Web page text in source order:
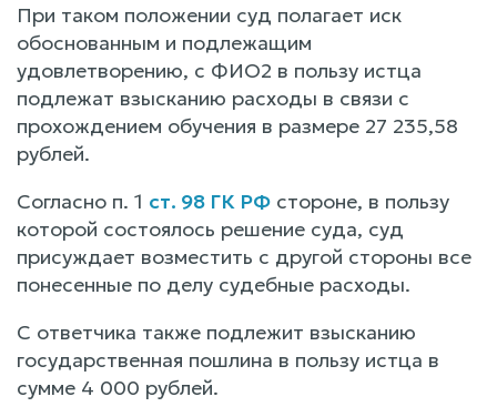
При таком положении суд полагает иск
обоснованным и подлежащим
удовлетворению, с ФИО2 в пользу истца
подлежат взысканию расходы в связи с
прохождением обучения в размере 27 235,58
рублей.
Согласно п. 1 ст. 98 ГК РФ стороне, в пользу
которой состоялось решение суда, суд
присуждает возместить с другой стороны все
понесенные по делу судебные расходы.
С ответчика также подлежит взысканию
государственная пошлина в пользу истца в
сумме 4 000 рублей.